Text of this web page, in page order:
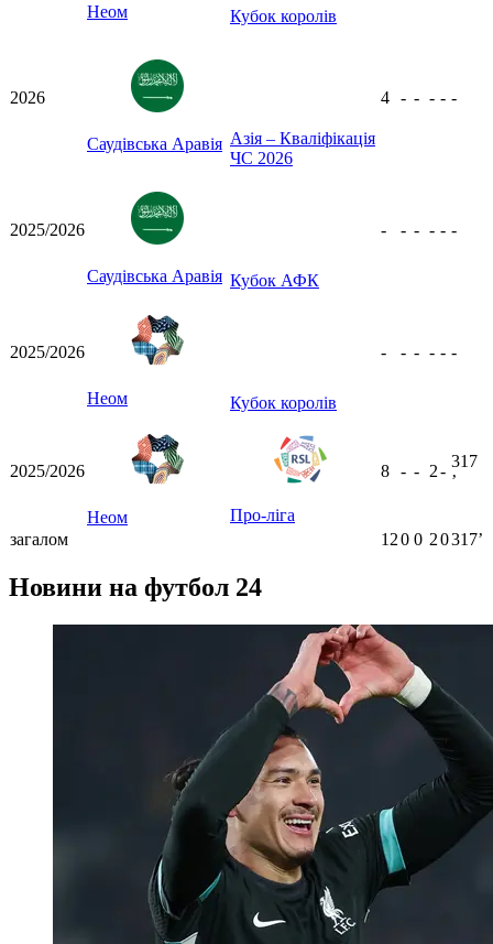
Неом Кубок королів
2026
Саудівська Аравія Азія – Кваліфікація
ЧС 2026
4 - - - - -
2025/2026
Саудівська Аравія Кубок АФК
- - - - - -
2025/2026
Неом Кубок королів
- - - - - -
2025/2026
Неом Про-ліга
8 - - 2-
317
ʼ
загалом 120 0 20317ʼ
Новини на футбол 24